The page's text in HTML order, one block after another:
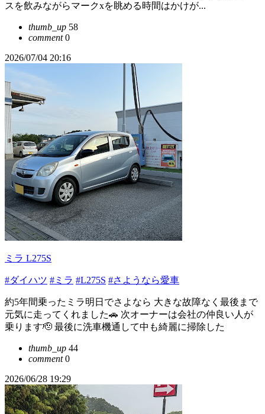
スを飲みながらマークxを眺める時間はかけが...
thumb_up 58
comment0
2026/07/04 20:16
ミラ L275S
#ダイハツ #ミラ #L275S #さようなら愛車
約5年間乗ったミラ明日でさよなら 大きな故障なく最後まで
元気に走ってくれました🚗 次オーナーは会社の仲良い人が
乗ります🫡 最後に洗車機通して中も綺麗に掃除した
thumb_up 44
comment0
2026/06/28 19:29